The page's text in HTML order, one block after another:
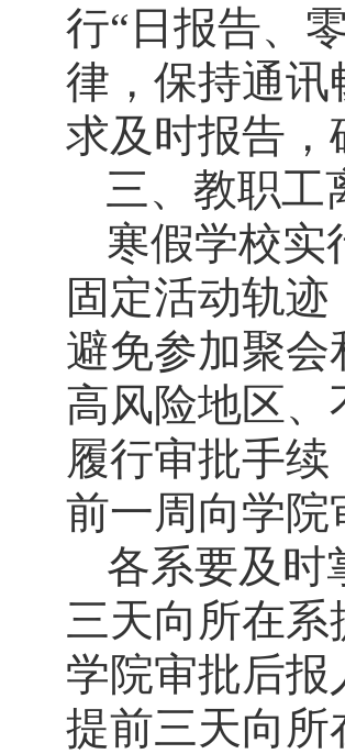
行“日报告、
律，保持通讯
求及时报告，
三、教职工
寒假学校实
固定活动轨
避免参加聚
高风险地区
履行审批手
前一周向学院
各系要及时
三天向所在
学院审批后
提前三天向所